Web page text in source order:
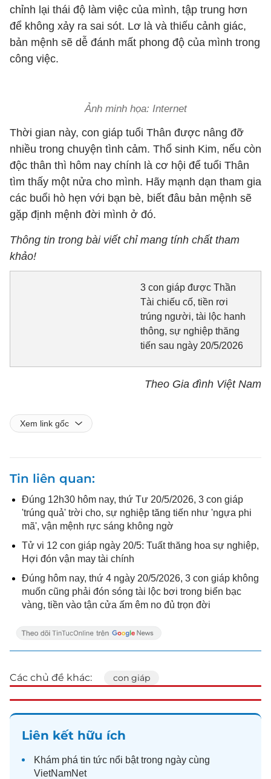
chỉnh lại thái độ làm việc của mình, tập trung hơn
để không xảy ra sai sót. Lơ là và thiếu cảnh giác,
bản mệnh sẽ dễ đánh mất phong độ của mình trong
công việc.
Ảnh minh họa: Internet
Thời gian này, con giáp tuổi Thân được nâng đỡ
nhiều trong chuyện tình cảm. Thổ sinh Kim, nếu còn
độc thân thì hôm nay chính là cơ hội để tuổi Thân
tìm thấy một nửa cho mình. Hãy mạnh dạn tham gia
các buổi hò hẹn với bạn bè, biết đâu bản mệnh sẽ
gặp định mệnh đời mình ở đó.
Thông tin trong bài viết chỉ mang tính chất tham
khảo!
3 con giáp được Thần
Tài chiếu cố, tiền rơi
trúng người, tài lộc hanh
thông, sự nghiệp thăng
tiến sau ngày 20/5/2026
Theo Gia đình Việt Nam
Xem link gốc
Tin liên quan
Đúng 12h30 hôm nay, thứ Tư 20/5/2026, 3 con giáp
'trúng quả' trời cho, sự nghiệp tăng tiến như 'ngựa phi
mã', vận mệnh rực sáng không ngờ
Tử vi 12 con giáp ngày 20/5: Tuất thăng hoa sự nghiệp,
Hợi đón vận may tài chính
Đúng hôm nay, thứ 4 ngày 20/5/2026, 3 con giáp không
muốn cũng phải đón sóng tài lộc bơi trong biển bạc
vàng, tiền vào tận cửa ấm êm no đủ trọn đời
Các chủ đề khác: con giáp
Liên kết hữu ích
Khám phá tin tức nổi bật trong ngày cùng
VietNamNet